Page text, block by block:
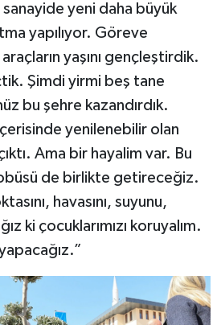
sanayide yeni daha büyük
yapılıyor. Göreve
yaşını gençleştirdik.
Şimdi yirmi beş tane
bu şehre kazandırdık.
yenilenebilir olan
Ama bir hayalim var. Bu
de birlikte getireceğiz.
havasını, suyunu,
ki çocuklarımızı koruyalım.